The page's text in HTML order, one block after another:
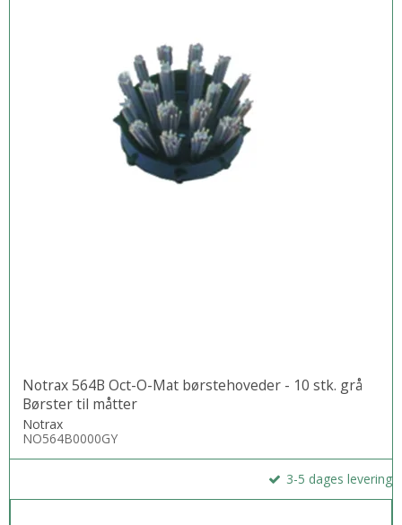
Notrax 564B Oct-O-Mat børstehoveder - 10 stk. grå
Børster til måtter
Notrax
NO564B0000GY
3-5 dages levering